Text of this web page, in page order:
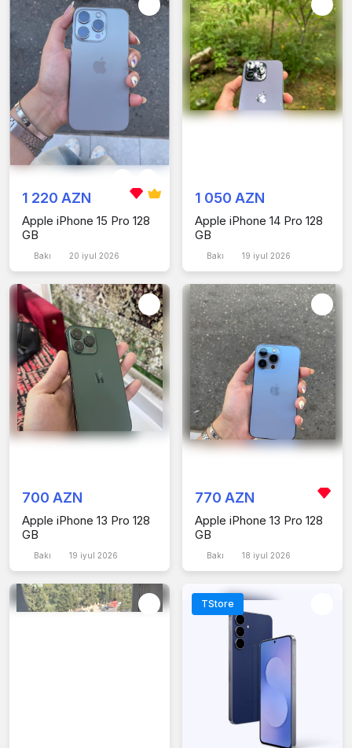
1 220 AZN
Apple iPhone 15 Pro 128
GB
Bakı 20 iyul 2026
1 050 AZN
Apple iPhone 14 Pro 128
GB
Bakı 19 iyul 2026
700 AZN
Apple iPhone 13 Pro 128
GB
Bakı 19 iyul 2026
770 AZN
Apple iPhone 13 Pro 128
GB
Bakı 18 iyul 2026
TStore